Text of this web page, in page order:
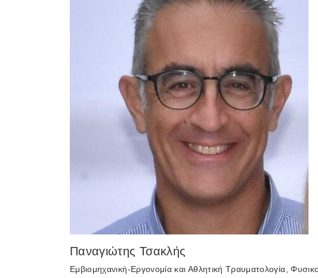
Παναγιώτης Τσακλής
Εμβιομηχανική-Εργονομία και Αθλητική Τραυματολογία,